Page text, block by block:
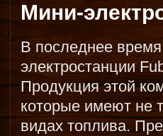
Мини-
В последнее
электростанции
Продукция этой
которые имеют не
видах топлива.